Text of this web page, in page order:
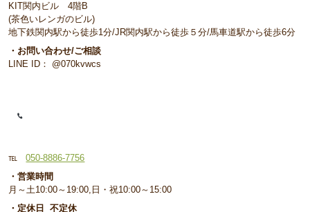
KIT関内ビル 4階B
(茶色いレンガのビル)
地下鉄関内駅から徒歩1分/JR関内駅から徒歩５分/馬車道駅から徒歩6分
・お問い合わせ/ご相談
LINE ID： @070kvwcs
℡
050-8886-7756
・営業時間
月～土10:00～19:00,日・祝10:00～15:00
・定休日 不定休